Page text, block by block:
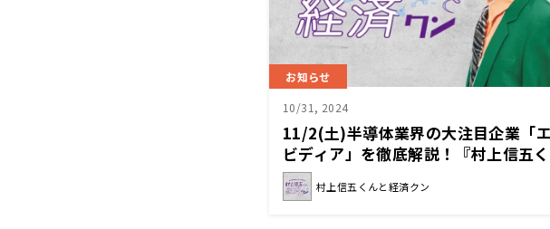
お知らせ
10/31, 2024
11/2(土)半導体業界の大注目企業「
ビディア」を徹底解説！『村上信五
経済クン』
村上信五くんと経済クン